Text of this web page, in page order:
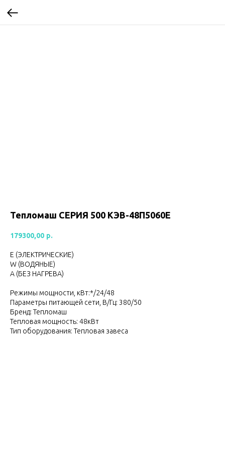
Тепломаш CЕРИЯ 500 КЭВ-48П5060Е
179300,00 р.
Е (ЭЛЕКТРИЧЕСКИЕ)
W (ВОДЯНЫЕ)
А (БЕЗ НАГРЕВА)
Режимы мощности, кВт:*/24/48
Параметры питающей сети, В/Гц: 380/50
Бренд: Тепломаш
Тепловая мощность: 48кВт
Тип оборудования: Тепловая завеса